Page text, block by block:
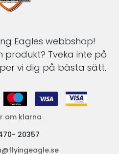
Eagles webbshop!
produkt? Tveka inte på
vi dig på bästa sätt.
om klarna
20357